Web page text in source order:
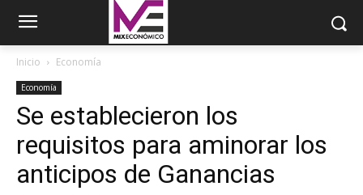
Inicio Economía
Economía
Se establecieron los
requisitos para aminorar los
anticipos de Ganancias